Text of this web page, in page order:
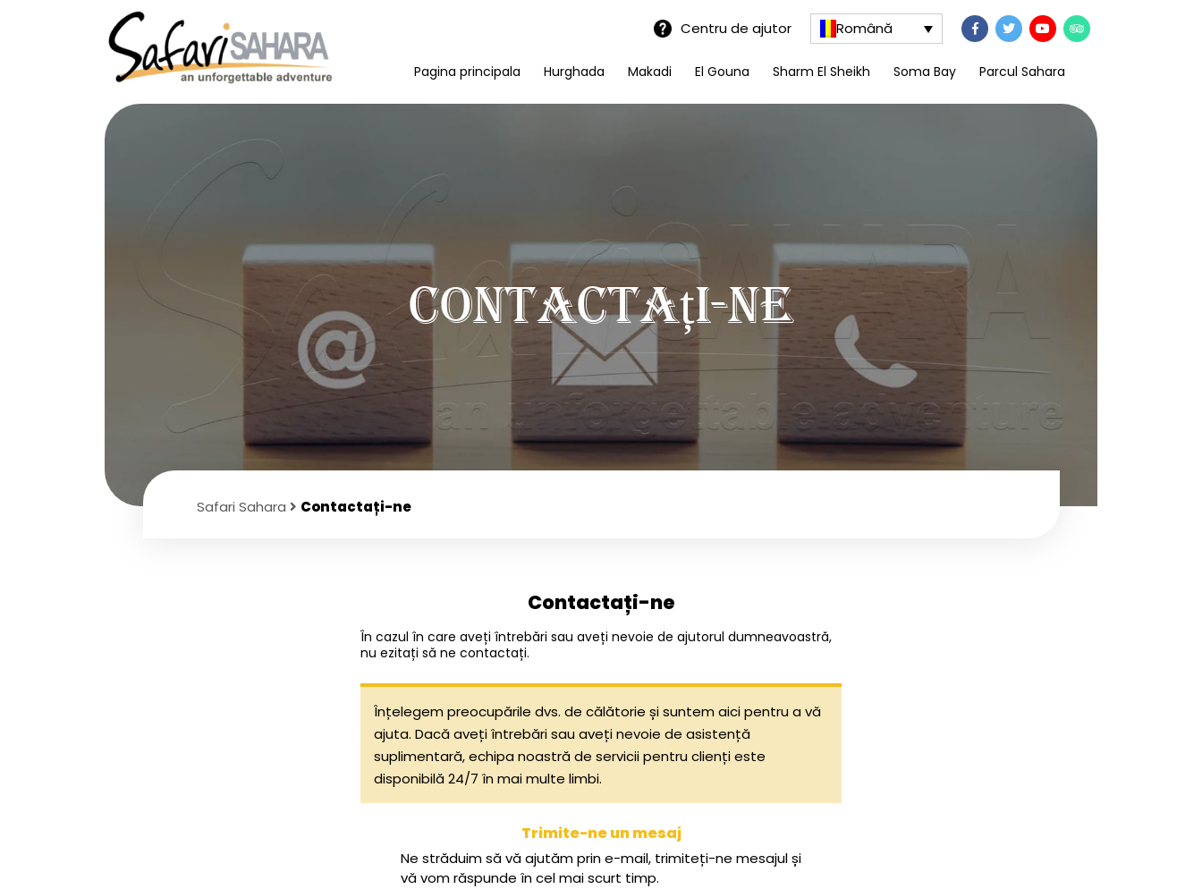
Centru de ajutor Română
Pagina principala Hurghada Makadi El Gouna Sharm El Sheikh Soma Bay Parcul Sahara
Contactați-ne
Safari Sahara Contactați-ne
Contactați-ne
În cazul în care aveți întrebări sau aveți nevoie de ajutorul dumneavoastră,
nu ezitați să ne contactați.
Înțelegem preocupările dvs. de călătorie și suntem aici pentru a vă
ajuta. Dacă aveți întrebări sau aveți nevoie de asistență
suplimentară, echipa noastră de servicii pentru clienți este
disponibilă 24/7 în mai multe limbi.
Trimite-ne un mesaj
Ne străduim să vă ajutăm prin e-mail, trimiteți-ne mesajul și
vă vom răspunde în cel mai scurt timp.